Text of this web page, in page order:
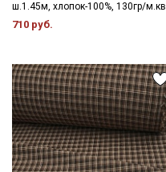
ш.1.45м, хлопок-100%, 130гр/м.кв
710 руб.